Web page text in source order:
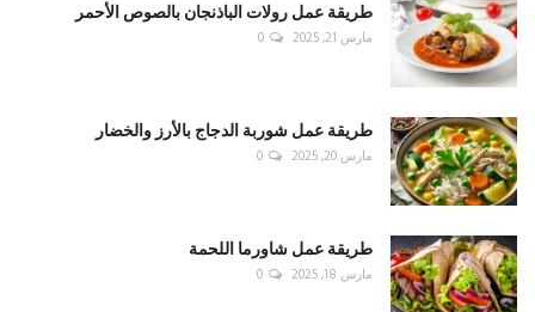
طريقة عمل رولات الباذنجان بالصوص الأحمر
مارس 21, 2025 0
طريقة عمل شوربة الدجاج بالأرز والخضار
مارس 20, 2025 0
طريقة عمل شاورما اللحمة
مارس 18, 2025 0